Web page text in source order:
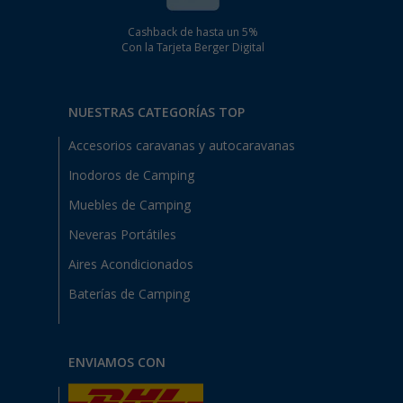
Cashback de hasta un 5%
Con la Tarjeta Berger Digital
NUESTRAS CATEGORÍAS TOP
Accesorios caravanas y autocaravanas
Inodoros de Camping
Muebles de Camping
Neveras Portátiles
Aires Acondicionados
Baterías de Camping
ENVIAMOS CON